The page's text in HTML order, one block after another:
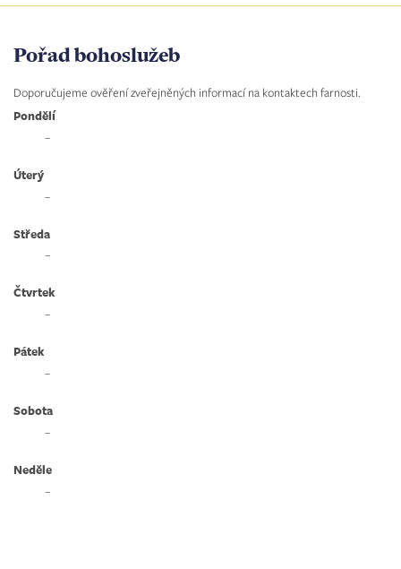
Pořad bohoslužeb
Doporučujeme ověření zveřejněných informací na kontaktech farnosti.
Pondělí
–
Úterý
–
Středa
–
Čtvrtek
–
Pátek
–
Sobota
–
Neděle
–